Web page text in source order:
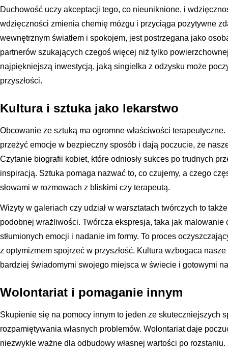
Duchowość uczy akceptacji tego, co nieuniknione, i
wdzięczności zmienia chemię mózgu i przyciąga pozytywne
wewnętrznym światłem i spokojem, jest postrzegana jako
partnerów szukających czegoś więcej niż tylko
najpiękniejszą inwestycją, jaką singielka z odzysku może
przyszłości.
Kultura i sztuka jako lekarstwo
Obcowanie ze sztuką ma ogromne właściwości
przeżyć emocje w bezpieczny sposób i dają poczucie, że
Czytanie biografii kobiet, które odniosły sukces po trudnych
inspiracją. Sztuka pomaga nazwać to, co czujemy, a czego
słowami w rozmowach z bliskimi czy terapeutą.
Wizyty w galeriach czy udział w warsztatach twórczych to
podobnej wrażliwości. Twórcza ekspresja, taka jak
stłumionych emocji i nadanie im formy. To proces
z optymizmem spojrzeć w przyszłość. Kultura wzbogaca
bardziej świadomymi swojego miejsca w świecie i gotowymi
Wolontariat i pomaganie innym
Skupienie się na pomocy innym to jeden ze skuteczniejszych
rozpamiętywania własnych problemów. Wolontariat daje
niezwykle ważne dla odbudowy własnej wartości po